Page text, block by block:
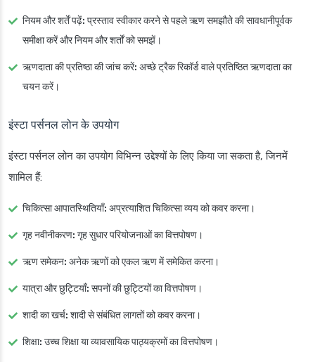
नियम और शर्तें पढ़ें: प्रस्ताव स्वीकार करने से पहले ऋण समझौते की सावधानीपूर्वक
समीक्षा करें और नियम और शर्तों को समझें।
ऋणदाता की प्रतिष्ठा की जांच करें: अच्छे ट्रैक रिकॉर्ड वाले प्रतिष्ठित ऋणदाता का
चयन करें।
इंस्टा पर्सनल लोन के उपयोग
इंस्टा पर्सनल लोन का उपयोग विभिन्न उद्देश्यों के लिए किया जा सकता है, जिनमें
शामिल हैं:
चिकित्सा आपातस्थितियाँ: अप्रत्याशित चिकित्सा व्यय को कवर करना।
गृह नवीनीकरण: गृह सुधार परियोजनाओं का वित्तपोषण।
ऋण समेकन: अनेक ऋणों को एकल ऋण में समेकित करना।
यात्रा और छुट्टियाँ: सपनों की छुट्टियों का वित्तपोषण।
शादी का खर्च: शादी से संबंधित लागतों को कवर करना।
शिक्षा: उच्च शिक्षा या व्यावसायिक पाठ्यक्रमों का वित्तपोषण।